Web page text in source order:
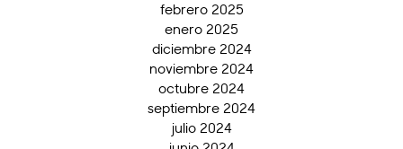
febrero 2025
enero 2025
diciembre 2024
noviembre 2024
octubre 2024
septiembre 2024
julio 2024